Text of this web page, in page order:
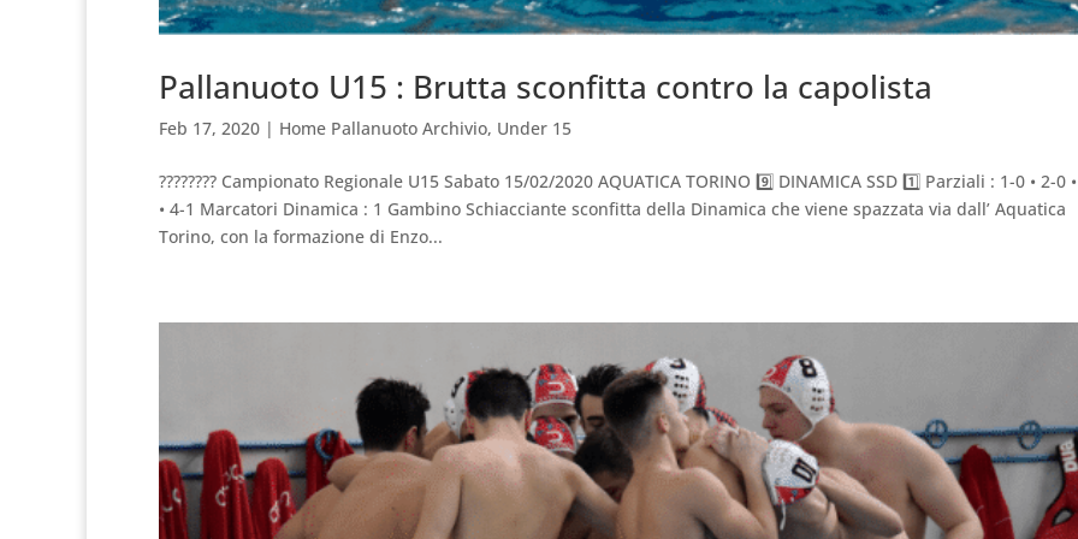
Pallanuoto U15 : Brutta sconfitta contro la capolista
Feb 17, 2020 | Home Pallanuoto Archivio, Under 15
???????? Campionato Regionale U15 Sabato 15/02/2020 AQUATICA TORINO 9️⃣ DINAMICA SSD 1️⃣ Parziali : 1-0 • 2-0
• 4-1 Marcatori Dinamica : 1 Gambino Schiacciante sconfitta della Dinamica che viene spazzata via dall’ Aquatica
Torino, con la formazione di Enzo...